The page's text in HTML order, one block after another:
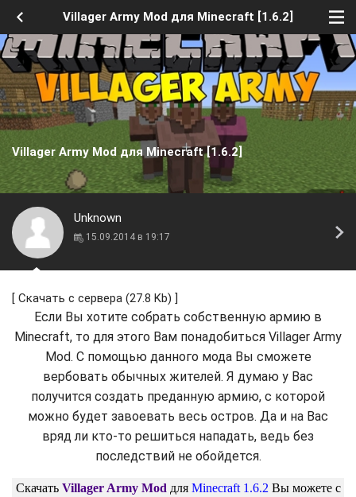
Villager Army Mod для Minecraft [1.6.2]
Villager Army Mod для Minecraft [1.6.2]
Unknown
15.09.2014 в 19:17
[ Скачать с сервера (27.8 Kb) ]
Если Вы хотите собрать собственную армию в
Minecraft, то для этого Вам понадобиться Villager Army
Mod. С помощью данного мода Вы сможете
вербовать обычных жителей. Я думаю у Вас
получится создать преданную армию, с которой
можно будет завоевать весь остров. Да и на Вас
вряд ли кто-то решиться нападать, ведь без
последствий не обойдется.
Скачать Villager Army Mod для Minecraft 1.6.2 Вы можете с